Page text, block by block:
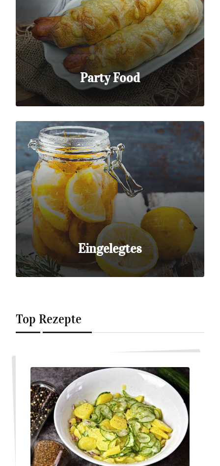
Party Food
Eingelegtes
Top Rezepte